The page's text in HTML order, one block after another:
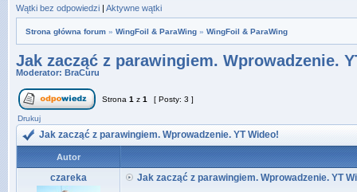
Wątki bez odpowiedzi | Aktywne wątki
Strona główna forum » WingFoil & ParaWing » WingFoil & ParaWing
Jak zacząć z parawingiem. Wprowadzenie.
Moderator: BraCuru
Strona 1 z 1 [ Posty: 3 ]
Drukuj
Jak zacząć z parawingiem. Wprowadzenie. YT Wideo!
Autor
czareka Jak zacząć z parawingiem. Wprowadzenie. YT